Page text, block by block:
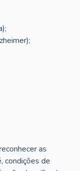
as
condições de